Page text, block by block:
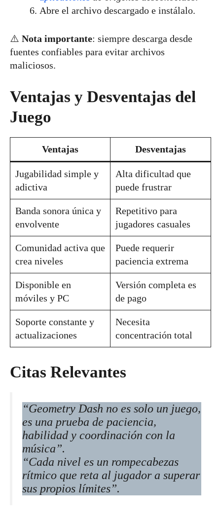
Abre el archivo descargado e instálalo.
⚠️ Nota importante: siempre descarga desde
fuentes confiables para evitar archivos
maliciosos.
Ventajas y Desventajas del
Juego
Ventajas Desventajas
Jugabilidad simple y
adictiva
Alta dificultad que
puede frustrar
Banda sonora única y
envolvente
Repetitivo para
jugadores casuales
Comunidad activa que
crea niveles
Puede requerir
paciencia extrema
Disponible en
móviles y PC
Versión completa es
de pago
Soporte constante y
actualizaciones
Necesita
concentración total
Citas Relevantes
“Geometry Dash no es solo un juego,
es una prueba de paciencia,
habilidad y coordinación con la
música”.
“Cada nivel es un rompecabezas
rítmico que reta al jugador a superar
sus propios límites”.